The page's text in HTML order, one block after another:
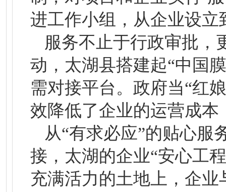
进工作小组，从企业设
服务不止于行政审批，
动，太湖县搭建起“中国
需对接平台。政府当“红
效降低了企业的运营成本
从“有求必应”的贴心服
接，太湖的企业“安心工
充满活力的土地上，企